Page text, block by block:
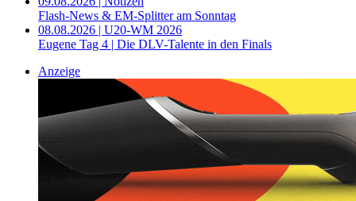
Flash-News & EM-Splitter am Sonntag
08.08.2026 | U20-WM 2026
Eugene Tag 4 | Die DLV-Talente in den Finals
Anzeige